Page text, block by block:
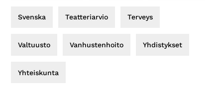
Svenska Teatteriarvio Terveys
Valtuusto Vanhustenhoito Yhdistykset
Yhteiskunta